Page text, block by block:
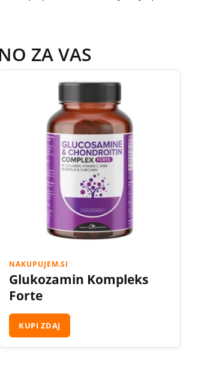
ZA VAS
NAKUPUJEM.SI
Glukozamin Kompleks
Forte
KUPI ZDAJ